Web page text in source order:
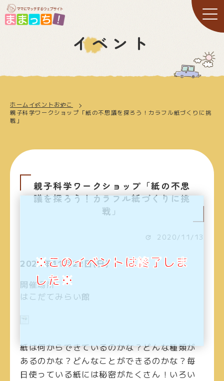
イベント
ホーム イベントおやこ
親子科学ワークショップ「紙の不思議を探ろう！カラフル紙づくりに挑
戦」
親子科学ワークショップ「紙の不思
議を探ろう！カラフル紙づくりに挑
戦」
2020/11/13
2020年11月22日(日)
開催場所
はこだてみらい館
紙は何からできているのかな？どんな種類が
あるのかな？ どんなことができるのかな？毎
日使っている紙には秘密がたくさん！いろい
※このイベントは終了しま
した※